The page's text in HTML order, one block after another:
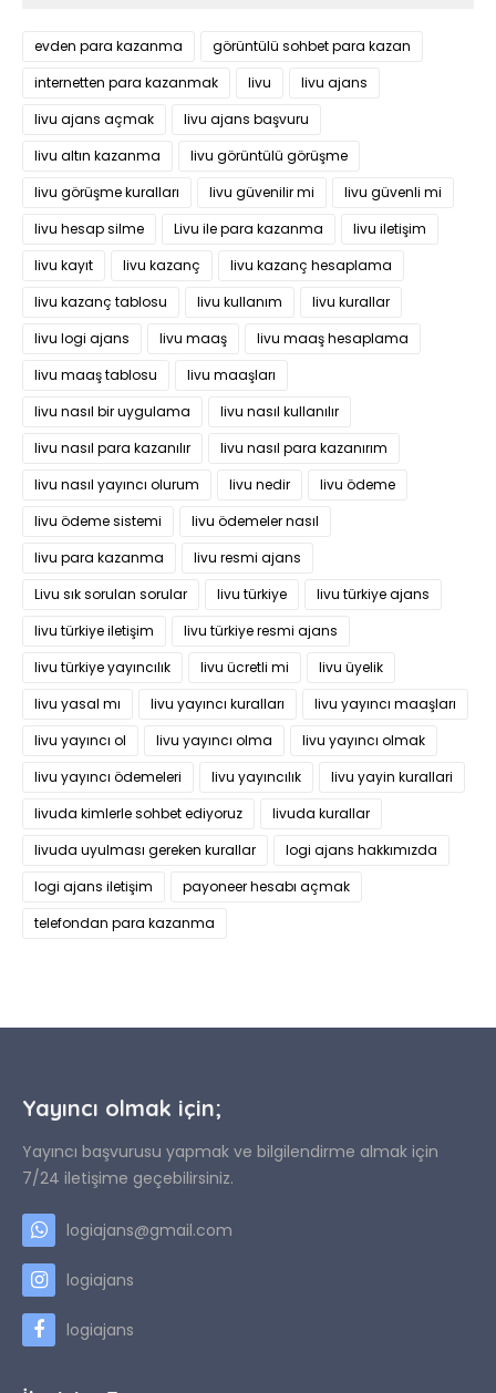
evden para kazanma
görüntülü sohbet para kazan
internetten para kazanmak
livu
livu ajans
livu ajans açmak
livu ajans başvuru
livu altın kazanma
livu görüntülü görüşme
livu görüşme kuralları
livu güvenilir mi
livu güvenli mi
livu hesap silme
Livu ile para kazanma
livu iletişim
livu kayıt
livu kazanç
livu kazanç hesaplama
livu kazanç tablosu
livu kullanım
livu kurallar
livu logi ajans
livu maaş
livu maaş hesaplama
livu maaş tablosu
livu maaşları
livu nasıl bir uygulama
livu nasıl kullanılır
livu nasıl para kazanılır
livu nasıl para kazanırım
livu nasıl yayıncı olurum
livu nedir
livu ödeme
livu ödeme sistemi
livu ödemeler nasıl
livu para kazanma
livu resmi ajans
Livu sık sorulan sorular
livu türkiye
livu türkiye ajans
livu türkiye iletişim
livu türkiye resmi ajans
livu türkiye yayıncılık
livu ücretli mi
livu üyelik
livu yasal mı
livu yayıncı kuralları
livu yayıncı maaşları
livu yayıncı ol
livu yayıncı olma
livu yayıncı olmak
livu yayıncı ödemeleri
livu yayıncılık
livu yayin kurallari
livuda kimlerle sohbet ediyoruz
livuda kurallar
livuda uyulması gereken kurallar
logi ajans hakkımızda
logi ajans iletişim
payoneer hesabı açmak
telefondan para kazanma
Yayıncı olmak için;
Yayıncı başvurusu yapmak ve bilgilendirme almak için
7/24 iletişime geçebilirsiniz.
logiajans@gmail.com
logiajans
logiajans